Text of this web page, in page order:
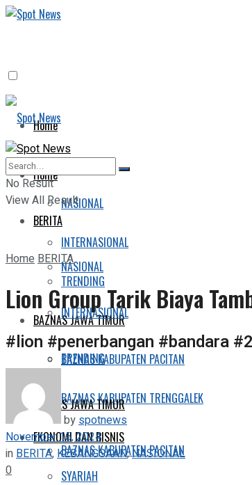
Home
BERITA
NASIONAL
INTERNASIONAL
TRENDING
BAZNAS JAWA TIMUR
BAZNAS KABUPATEN PACITAN
BAZNAS KABUPATEN TRENGGALEK
EKONOMI DAN BISNIS
SYARIAH
Home
BERITA
NASIONAL
INTERNASIONAL
TRENDING
BAZNAS JAWA TIMUR
BAZNAS KABUPATEN PACITAN
No Result
View All Result
HomeBERITA
Lion Group Tarik Biaya
#lion #penerbangan #bandara
by spotnews
November 16, 2024
in BERITA, KEBANGSAAN,NASIONAL
0